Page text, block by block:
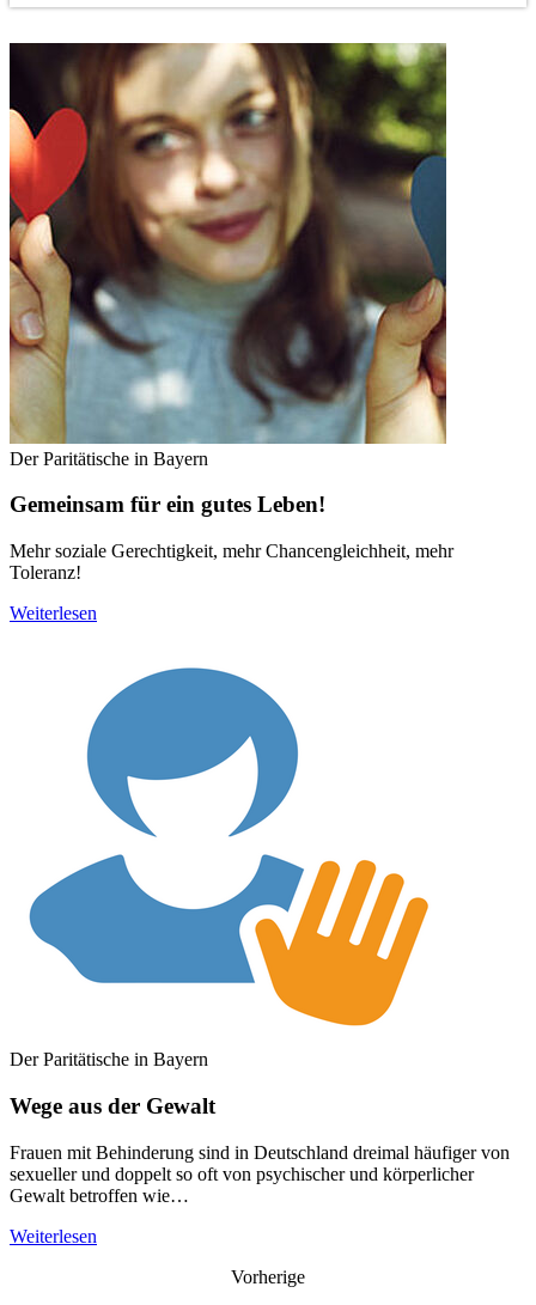
Der Paritätische in Bayern
Gemeinsam für ein gutes Leben!
Mehr soziale Gerechtigkeit, mehr Chancengleichheit, mehr
Toleranz!
Weiterlesen
Der Paritätische in Bayern
Wege aus der Gewalt
Frauen mit Behinderung sind in Deutschland dreimal häufiger von
sexueller und doppelt so oft von psychischer und körperlicher
Gewalt betroffen wie…
Weiterlesen
Vorherige